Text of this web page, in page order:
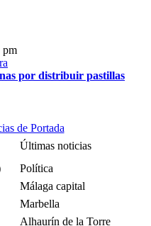
pm
por distribuir pastillas
de Portada
Últimas noticias
Política
Málaga capital
Marbella
Alhaurín de la Torre